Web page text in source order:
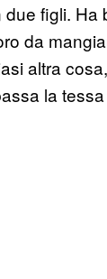
figli.
da
altra
la